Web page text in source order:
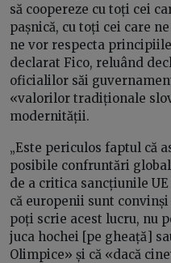
să coopereze cu toți cei
pașnică, cu toți cei care
ne vor respecta
declarat Fico, reluând
oficialilor săi
«valorilor tradiționale
modernității.
„Este periculos faptul că
posibile confruntări
de a critica sancțiunile
că europenii sunt
poți scrie acest lucru, nu
juca hochei [pe gheață]
Olimpice» și că «dacă